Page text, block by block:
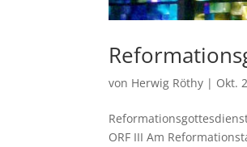
von Herwig Röthy | Okt.
ORF III Am